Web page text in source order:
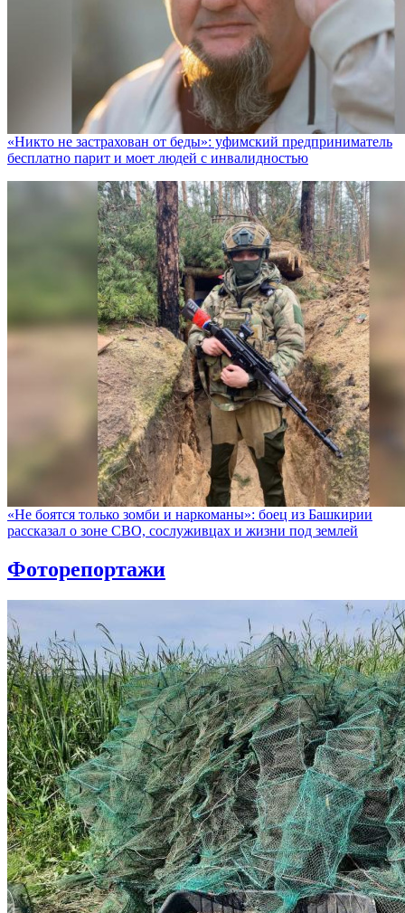
«Никто не заcтрахован от беды»: уфимский предприниматель
бесплатно парит и моет людей с инвалидностью
«Не боятся только зомби и наркоманы»: боец из Башкирии
рассказал о зоне СВО, сослуживцах и жизни под землей
Фоторепортажи